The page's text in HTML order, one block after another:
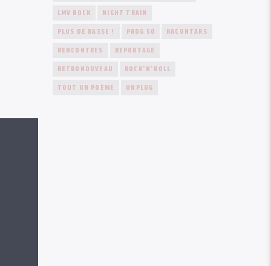
LMV ROCK
NIGHT TRAIN
PLUS DE BASSE !
PROG 50
RACONTARS
RENCONTRES
REPORTAGE
RETRONOUVEAU
ROCK'N'ROLL
TOUT UN POÈME
UNPLUG